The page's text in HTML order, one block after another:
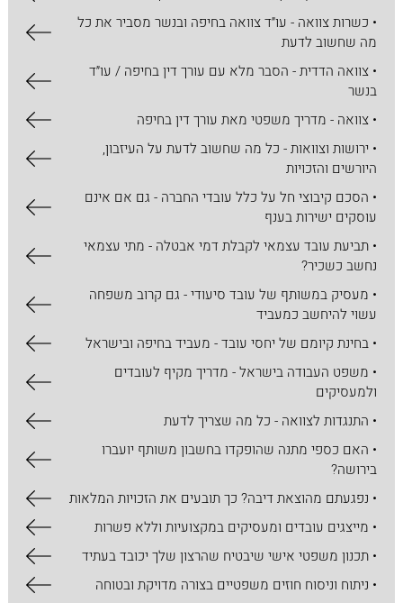
• כשרות צוואה - עו״ד צוואה בחיפה ובנשר מסביר את כל
מה שחשוב לדעת
• צוואה הדדית - הסבר מלא עם עורך דין בחיפה / עו״ד
בנשר
• צוואה - מדריך משפטי מאת עורך דין בחיפה
• ירושות וצוואות - כל מה שחשוב לדעת על העיזבון,
היורשים והזכויות
• הסכם קיבוצי חל על כלל עובדי החברה - גם אם אינם
עוסקים ישירות בענף
• תביעת עובד עצמאי לקבלת דמי אבטלה - מתי עצמאי
נחשב כשכיר?
• מעסיק במשותף של עובד סיעודי - גם קרוב משפחה
עשוי להיחשב כמעביד
• בחינת קיומם של יחסי עובד - מעביד בחיפה ובישראל
• משפט העבודה בישראל - מדריך מקיף לעובדים
ולמעסיקים
• התנגדות לצוואה - כל מה שצריך לדעת
• האם כספי מתנה שהופקדו בחשבון משותף יועברו
בירושה?
• נפגעתם מהוצאת דיבה? כך תובעים את הזכויות המלאות
• מייצגים עובדים ומעסיקים במקצועיות וללא פשרות
• תכנון משפטי אישי שיבטיח שהרצון שלך יכובד בעתיד
• ניתוח וניסוח חוזים משפטיים בצורה מדויקת ובטוחה